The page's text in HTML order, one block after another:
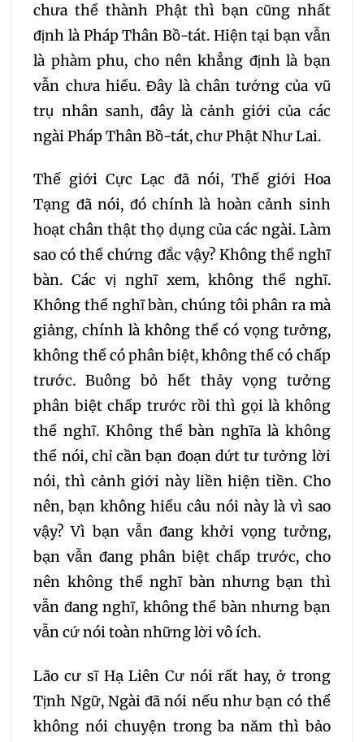
370 371 372
373 374
chưa thể thành Phật thì bạn cũng nhất
định là Pháp Thân Bồ-tát. Hiện tại bạn vẫn
là phàm phu, cho nên khẳng định là bạn
vẫn chưa hiểu. Đây là chân tướng của vũ
trụ nhân sanh, đây là cảnh giới của các
ngài Pháp Thân Bồ-tát, chư Phật Như Lai.
Thế giới Cực Lạc đã nói, Thế giới Hoa
Tạng đã nói, đó chính là hoàn cảnh sinh
hoạt chân thật thọ dụng của các ngài. Làm
sao có thể chứng đắc vậy? Không thể nghĩ
bàn. Các vị nghĩ xem, không thể nghĩ.
Không thể nghĩ bàn, chúng tôi phân ra mà
giảng, chính là không thể có vọng tưởng,
không thể có phân biệt, không thể có chấp
trước. Buông bỏ hết thảy vọng tưởng
phân biệt chấp trước rồi thì gọi là không
thể nghĩ. Không thể bàn nghĩa là không
thể nói, chỉ cần bạn đoạn dứt tư tưởng lời
nói, thì cảnh giới này liền hiện tiền. Cho
nên, bạn không hiểu câu nói này là vì sao
vậy? Vì bạn vẫn đang khởi vọng tưởng,
bạn vẫn đang phân biệt chấp trước, cho
nên không thể nghĩ bàn nhưng bạn thì
vẫn đang nghĩ, không thể bàn nhưng bạn
vẫn cứ nói toàn những lời vô ích.
Lão cư sĩ Hạ Liên Cư nói rất hay, ở trong
Tịnh Ngữ, Ngài đã nói nếu như bạn có thể
không nói chuyện trong ba năm thì bảo